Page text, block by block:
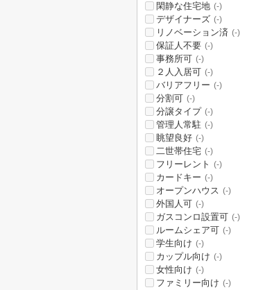
閑静な住宅地 (-)
デザイナーズ (-)
リノベーション済 (-)
保証人不要 (-)
事務所可 (-)
２人入居可 (-)
バリアフリー (-)
分割可 (-)
分譲タイプ (-)
管理人常駐 (-)
眺望良好 (-)
二世帯住宅 (-)
フリーレント (-)
カードキー (-)
オープンハウス (-)
外国人可 (-)
ガスコンロ設置可 (-)
ルームシェア可 (-)
学生向け (-)
カップル向け (-)
女性向け (-)
ファミリー向け (-)